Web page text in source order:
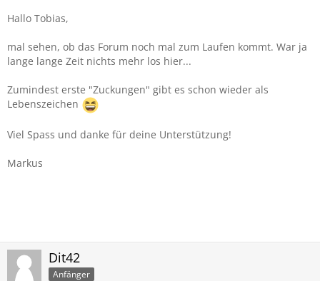
Hallo Tobias,
mal sehen, ob das Forum noch mal zum Laufen kommt. War ja
lange lange Zeit nichts mehr los hier...
Zumindest erste "Zuckungen" gibt es schon wieder als
Lebenszeichen
Viel Spass und danke für deine Unterstützung!
Markus
Dit42
Anfänger